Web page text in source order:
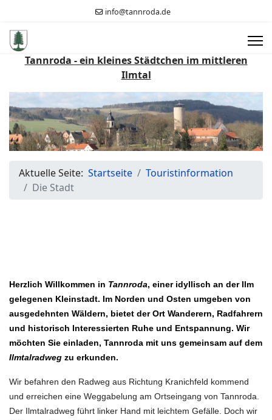
info@tannroda.de
Tannroda - ein kleines Städtchen im mittleren
Ilmtal
Aktuelle Seite: Startseite
Touristinformation
Die Stadt
Herzlich Willkommen in Tannroda, einer idyllisch an der Ilm
gelegenen Kleinstadt. Im Norden und Osten umgeben von
ausgedehnten Wäldern, bietet der Ort Wanderern, Radfahrern
und historisch Interessierten Ruhe und Entspannung. Wir
möchten Sie einladen, Tannroda mit uns gemeinsam auf dem
Ilmtalradweg zu erkunden.
Wir befahren den Radweg aus Richtung Kranichfeld kommend
und erreichen eine Weggabelung am Ortseingang von Tannroda.
Der Ilmtalradweg führt linker Hand mit leichtem Gefälle. Doch wir